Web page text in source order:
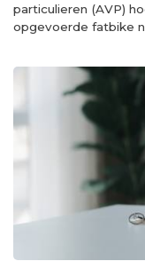
particulieren (AVP)
opgevoerde fatbike